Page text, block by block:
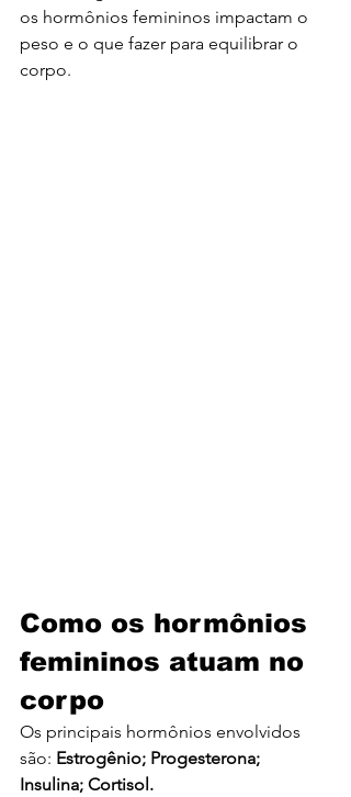
os hormônios femininos impactam o
peso e o que fazer para equilibrar o
corpo.
Como os hormônios
femininos atuam no
corpo
Os principais hormônios envolvidos
são: Estrogênio; Progesterona;
Insulina; Cortisol.